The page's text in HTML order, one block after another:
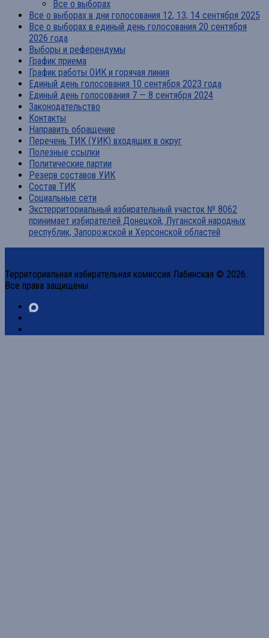
Все о выборах
Все о выборах в дни голосования 12, 13, 14 сентября 2025
Все о выборах в единый день голосования 20 сентября
2026 года
Выборы и референдумы
График приема
График работы ОИК и горячая линия
Единый день голосования 10 сентября 2023 года
Единый день голосования 7 — 8 сентября 2024
Законодательство
Контакты
Направить обращение
Перечень ТИК (УИК) входящих в округ
Полезные ссылки
Политические партии
Резерв составов УИК
Состав ТИК
Социальные сети
Экстерриториальный избирательный участок № 8062
принимает избирателей Донецкой, Луганской народных
республик, Запорожской и Херсонской областей
Территориальная избирательная комиссия Лабинская © 2026.
Все права защищены.